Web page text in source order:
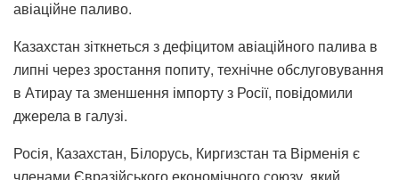
авіаційне паливо.
Казахстан зіткнеться з дефіцитом авіаційного палива в
липні через зростання попиту, технічне обслуговування
в Атирау та зменшення імпорту з Росії, повідомили
джерела в галузі.
Росія, Казахстан, Білорусь, Киргизстан та Вірменія є
членами Євразійського економічного союзу, який